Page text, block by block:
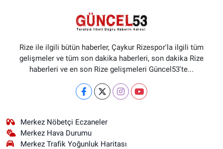
Rize ile ilgili bütün haberler, Çaykur Rizespor'la ilgili tüm
gelişmeler ve tüm son dakika haberleri, son dakika Rize
haberleri ve en son Rize gelişmeleri Güncel53'te...
Merkez Nöbetçi Eczaneler
Merkez Hava Durumu
Merkez Trafik Yoğunluk Haritası